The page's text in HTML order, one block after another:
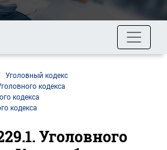
Уголовный кодекс
кодекса
кодекса
кодекса
Уголовного